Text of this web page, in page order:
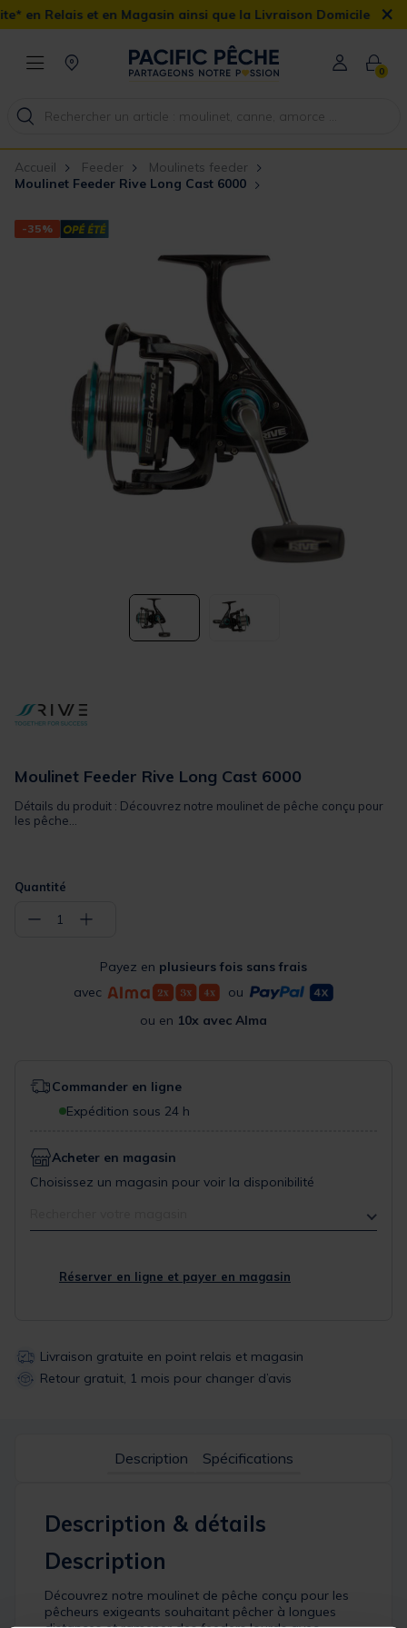
Magasin ainsi que la Livraison Domicile offerte dès 90€ ×
0
Accueil Feeder
Moulinets feeder
Moulinet Feeder Rive Long Cast 6000
-35%
Moulinet Feeder Rive Long Cast 6000
Détails du produit : Découvrez notre moulinet de pêche conçu pour
les pêche...
Quantité
− 1 +
Payez en plusieurs fois sans frais
avec
ou
ou en 10x avec Alma
Commander en ligne
Expédition sous 24 h
Acheter en magasin
Choisissez un magasin pour voir la disponibilité
Réserver en ligne et payer en magasin
Livraison gratuite en point relais et magasin
Retour gratuit, 1 mois pour changer d’avis
Description Spécifications
Description & détails
Description
Découvrez notre moulinet de pêche conçu pour les
pêcheurs exigeants souhaitant pêcher à longues